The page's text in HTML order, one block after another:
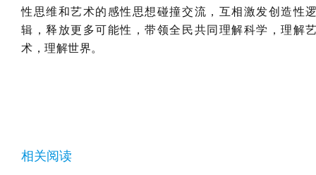
性思维和艺术的感性思想碰撞交流，互相激发创造性
辑，释放更多可能性，带领全民共同理解科学，理解
术，理解世界。
相关阅读